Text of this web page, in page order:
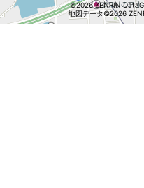
©2026 ZENRIN
地図データ©2026